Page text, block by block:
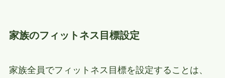
家族のフィットネス目標設定
家族全員でフィットネス目標を設定することは、